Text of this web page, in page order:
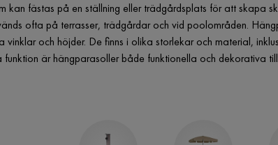
kan fästas på en ställning eller trädgårdsplats för att skapa
ofta på terrasser, trädgårdar och vid poolområden.
och höjder. De finns i olika storlekar och material,
är hängparasoller både funktionella och dekorativa